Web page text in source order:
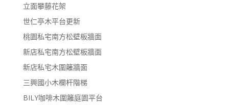
立面攀藤花架
世仁亭木平台更新
桃園私宅南方松壁板牆面
新店私宅南方松壁板牆面
新店私宅木圍籬牆面
三興國小木欄杆階梯
BILY咖啡木圍籬庭園平台